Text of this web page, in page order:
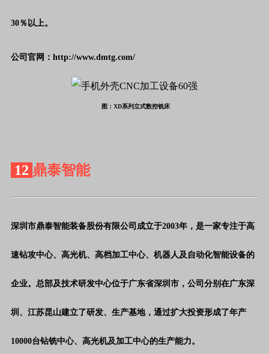
30％以上。
公司官网：http://www.dmtg.com/
图：XD系列立式数控铣床
12 鼎泰智能
深圳市鼎泰智能装备股份有限公司成立于2003年，是一家专注于高
速钻攻中心、高光机、高档加工中心、机器人及自动化智能设备的
企业。总部及技术研发中心位于广东省深圳市，公司分别在广东深
圳、江苏昆山建立了研发、生产基地，通过扩大投资形成了年产
10000台钻铣中心、高光机及加工中心的生产能力。